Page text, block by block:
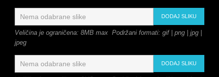
DODAJ SLIKU
Veličina je ograničena: 8MB max Podržani formati: gif | png | jpg |
jpeg
DODAJ SLIKU